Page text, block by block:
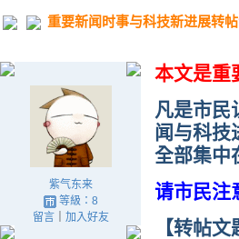
重要新闻时事与科技新进展转帖
紫气东来
等級：8
留言｜ 加入好友
本文是重
凡是市民
闻与科
全部集中
请市民注
【转帖文